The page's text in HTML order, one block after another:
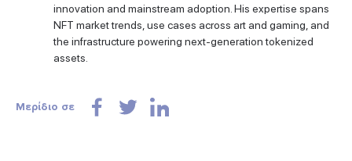
innovation and mainstream adoption. His expertise spans
NFT market trends, use cases across art and gaming, and
the infrastructure powering next-generation tokenized
assets.
Μερίδιο σε